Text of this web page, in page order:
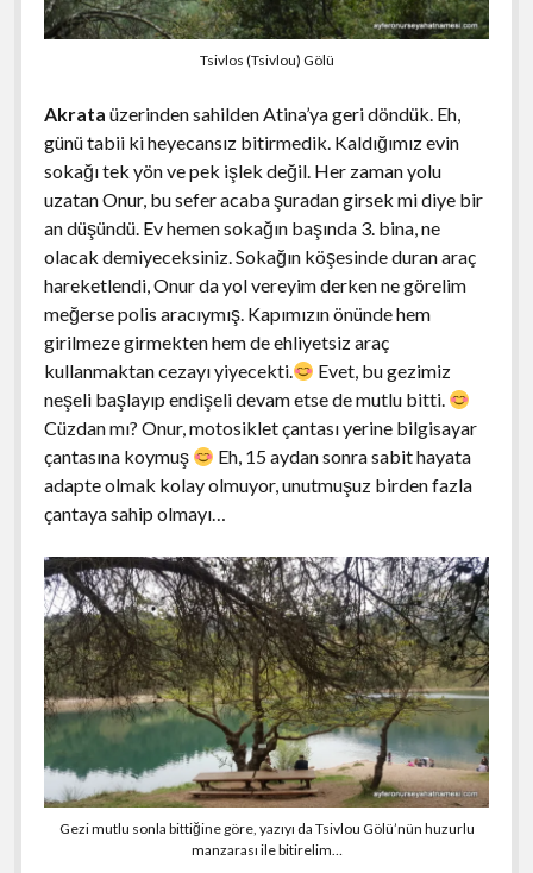
Tsivlos (Tsivlou) Gölü
Akrata üzerinden sahilden Atina’ya geri döndük. Eh,
günü tabii ki heyecansız bitirmedik. Kaldığımız evin
sokağı tek yön ve pek işlek değil. Her zaman yolu
uzatan Onur, bu sefer acaba şuradan girsek mi diye bir
an düşündü. Ev hemen sokağın başında 3. bina, ne
olacak demiyeceksiniz. Sokağın köşesinde duran araç
hareketlendi, Onur da yol vereyim derken ne görelim
meğerse polis aracıymış. Kapımızın önünde hem
girilmeze girmekten hem de ehliyetsiz araç
kullanmaktan cezayı yiyecekti.
Evet, bu gezimiz
neşeli başlayıp endişeli devam etse de mutlu bitti.
Cüzdan mı? Onur, motosiklet çantası yerine bilgisayar
çantasına koymuş
Eh, 15 aydan sonra sabit hayata
adapte olmak kolay olmuyor, unutmuşuz birden fazla
çantaya sahip olmayı…
Gezi mutlu sonla bittiğine göre, yazıyı da Tsivlou Gölü’nün huzurlu
manzarası ile bitirelim…